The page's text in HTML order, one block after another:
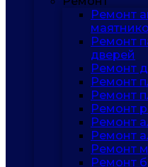
Ремонт
Ремонт
дверей
Ремонт
Ремонт
Ремонт
Ремонт
Ремонт
Ремонт
Ремонт
Ремонт